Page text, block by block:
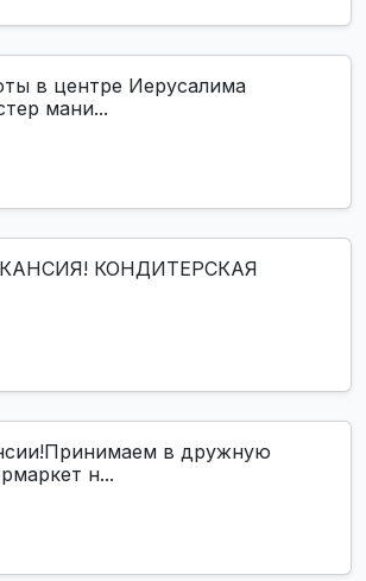
в центре Иерусалима
мани...
КОНДИТЕРСКАЯ
в дружную
н...